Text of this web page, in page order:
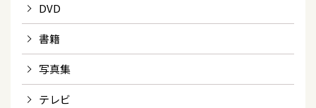
DVD
書籍
写真集
テレビ